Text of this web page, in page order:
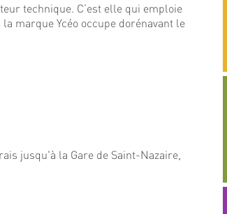
technique. C’est elle qui emploie
marque Ycéo occupe dorénavant le
jusqu'à la Gare de Saint-Nazaire,